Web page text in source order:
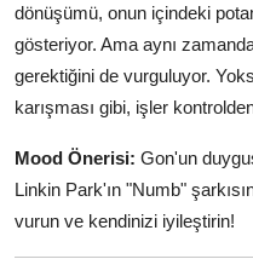
dönüşümü, onun içindeki
gösteriyor. Ama aynı
gerektiğini de vurguluyor.
karışması gibi, işler
Mood Önerisi: Gon'un
Linkin Park'ın "Numb"
vurun ve kendinizi iyileştirin!